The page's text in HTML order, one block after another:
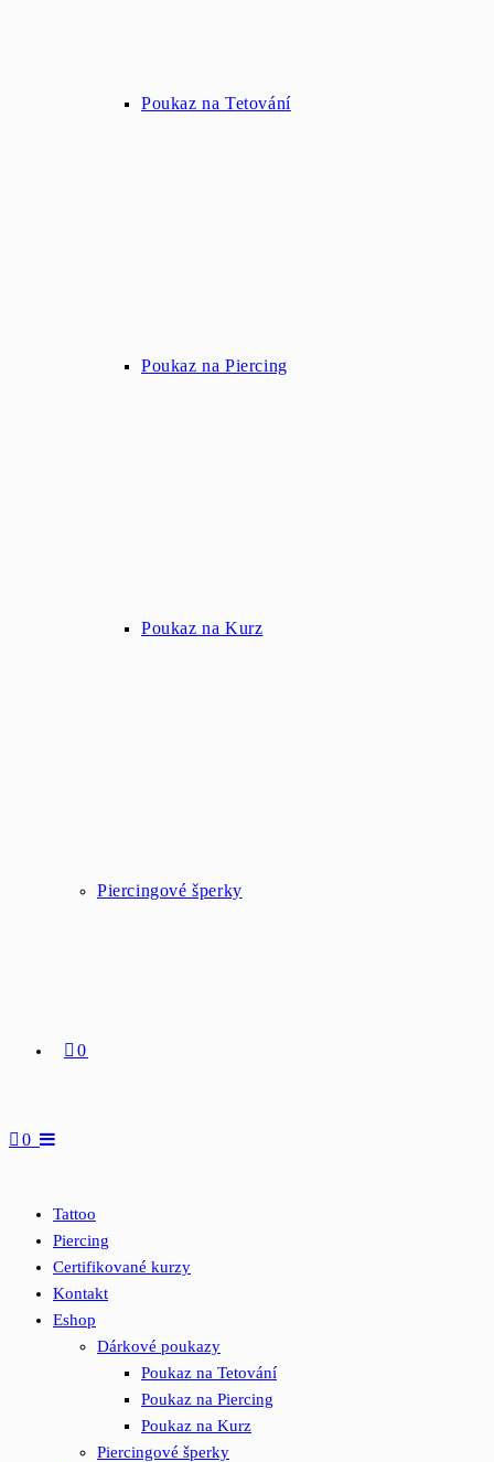
Poukaz na Tetování
Poukaz na Piercing
Poukaz na Kurz
Piercingové šperky
0
0
Tattoo
Piercing
Certifikované kurzy
Kontakt
Eshop
Dárkové poukazy
Poukaz na Tetování
Poukaz na Piercing
Poukaz na Kurz
Piercingové šperky